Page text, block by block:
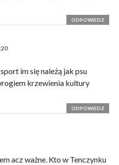
ODPOWIEDZ
im się należą jak psu
krzewienia kultury
ODPOWIEDZ
acz ważne. Kto w Tenczynku